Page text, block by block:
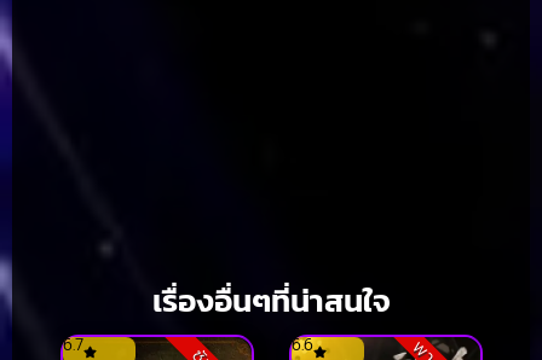
เรื่องอื่นๆที่น่าสนใจ
6.7 6.6